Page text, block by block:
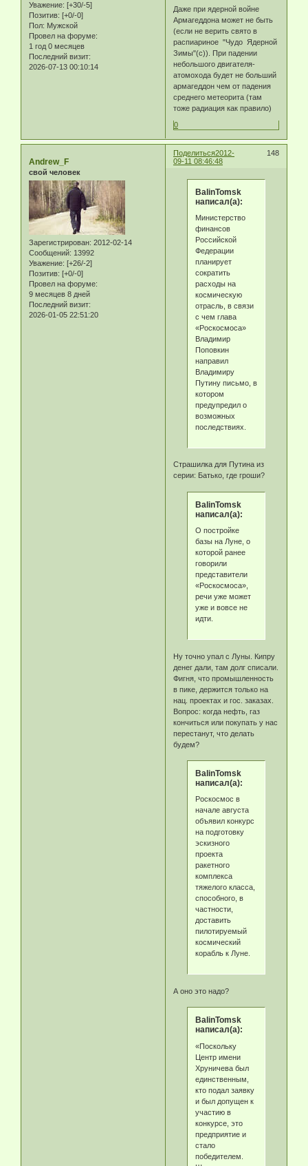
Уважение: [+30/-5]
Позитив: [+0/-0]
Пол: Мужской
Провел на форуме:
1 год 0 месяцев
Последний визит:
2026-07-13 00:10:14
Даже при ядерной войне
Армагеддона может не быть
(если не верить свято в
распиариное "Чудо Ядерной
Зимы"(с)). При падении
небольшого двигателя-
атомохода будет не больший
армагеддон чем от падения
среднего метеорита (там
тоже радиация как правило)
0
Поделиться 148
2012-
09-11 08:46:48
Andrew_F
свой человек
Зарегистрирован: 2012-02-14
Сообщений: 13992
Уважение: [+26/-2]
Позитив: [+0/-0]
Провел на форуме:
9 месяцев 8 дней
Последний визит:
2026-01-05 22:51:20
BalinTomsk
написал(а):
Министерство
финансов
Российской
Федерации
планирует
сократить
расходы на
космическую
отрасль, в связи
с чем глава
«Роскосмоса»
Владимир
Поповкин
направил
Владимиру
Путину письмо, в
котором
предупредил о
возможных
последствиях.
Страшилка для Путина из
серии: Батько, где гроши?
BalinTomsk
написал(а):
О постройке
базы на Луне, о
которой ранее
говорили
представители
«Роскосмоса»,
речи уже может
уже и вовсе не
идти.
Ну точно упал с Луны. Кипру
денег дали, там долг списали.
Фигня, что промышленность
в пике, держится только на
нац. проектах и гос. заказах.
Вопрос: когда нефть, газ
кончиться или покупать у нас
перестанут, что делать
будем?
BalinTomsk
написал(а):
Роскосмос в
начале августа
объявил конкурс
на подготовку
эскизного
проекта
ракетного
комплекса
тяжелого класса,
способного, в
частности,
доставить
пилотируемый
космический
корабль к Луне.
А оно это надо?
BalinTomsk
написал(а):
«Поскольку
Центр имени
Хруничева был
единственным,
кто подал заявку
и был допущен к
участию в
конкурсе, это
предприятие и
стало
победителем.